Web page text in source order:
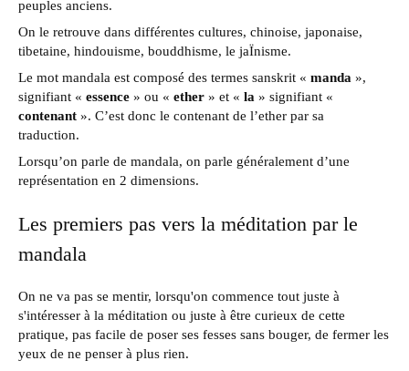
peuples anciens.
On le retrouve dans différentes cultures, chinoise, japonaise,
tibetaine, hindouisme, bouddhisme, le jaÏnisme.
Le mot mandala est composé des termes sanskrit « manda »,
signifiant « essence » ou « ether » et « la » signifiant «
contenant ». C’est donc le contenant de l’ether par sa
traduction.
Lorsqu’on parle de mandala, on parle généralement d’une
représentation en 2 dimensions.
Les premiers pas vers la méditation par le
mandala
On ne va pas se mentir, lorsqu'on commence tout juste à
s'intéresser à la méditation ou juste à être curieux de cette
pratique, pas facile de poser ses fesses sans bouger, de fermer les
yeux de ne penser à plus rien.